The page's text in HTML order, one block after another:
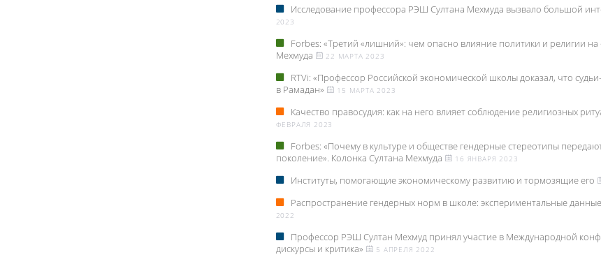
Исследование профессора РЭШ Султана Мехмуда вызвало большой
2023
Forbes: «Третий «лишний»: чем опасно влияние политики и религии на
Мехмуда
22 МАРТА 2023
RTVi: «Профессор Российской экономической школы доказал, что
в Рамадан»
15 МАРТА 2023
Качество правосудия: как на него влияет соблюдение религиозных
ФЕВРАЛЯ 2023
Forbes: «Почему в культуре и обществе гендерные стереотипы
поколение». Колонка Султана Мехмуда
16 ЯНВАРЯ 2023
Институты, помогающие экономическому развитию и тормозящие его
Распространение гендерных норм в школе: экспериментальные
2022
Профессор РЭШ Султан Мехмуд принял участие в Международной
дискурсы и критика»
5 АПРЕЛЯ 2022